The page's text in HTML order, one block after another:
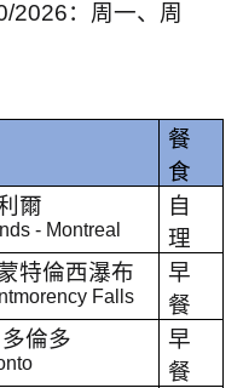
2026：周一、周
餐
食
爾
- Montreal
自
理
特倫西瀑布
Falls
早
餐
多倫多
早
餐